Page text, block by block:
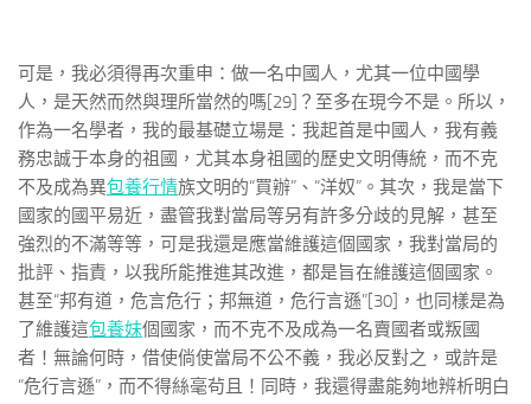
可是，我必須得再次重申：做一名中國人，尤其一位中國學
人，是天然而然與理所當然的嗎[29]？至多在現今不是。所以，
作為一名學者，我的最基礎立場是：我起首是中國人，我有義
務忠誠于本身的祖國，尤其本身祖國的歷史文明傳統，而不克
不及成為異包養行情族文明的“買辦”、“洋奴”。其次，我是當下
國家的國平易近，盡管我對當局等另有許多分歧的見解，甚至
強烈的不滿等等，可是我還是應當維護這個國家，我對當局的
批評、指責，以我所能推進其改進，都是旨在維護這個國家。
甚至“邦有道，危言危行；邦無道，危行言遜”[30]，也同樣是為
了維護這包養妹個國家，而不克不及成為一名賣國者或叛國
者！無論何時，借使倘使當局不公不義，我必反對之，或許是
“危行言遜”，而不得絲毫茍且！同時，我還得盡能夠地辨析明白